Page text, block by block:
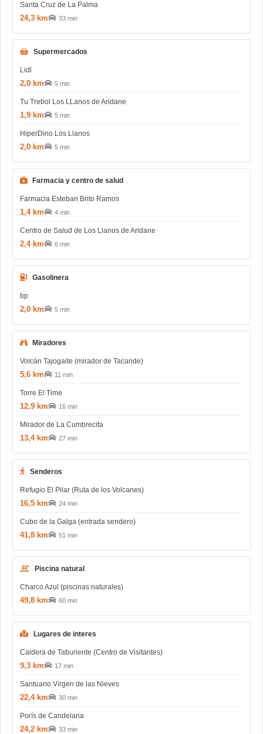
Santa Cruz de La Palma
24,3 km 33 min
Supermercados
Lidl
2,0 km 5 min
Tu Trebol Los LLanos de Aridane
1,9 km 5 min
HiperDino Los Llanos
2,0 km 5 min
Farmacia y centro de salud
Farmacia Esteban Brito Ramos
1,4 km 4 min
Centro de Salud de Los Llanos de Aridane
2,4 km 6 min
Gasolinera
bp
2,0 km 5 min
Miradores
Volcán Tajogaite (mirador de Tacande)
5,6 km 11 min
Torre El Time
12,9 km 16 min
Mirador de La Cumbrecita
13,4 km 27 min
Senderos
Refugio El Pilar (Ruta de los Volcanes)
16,5 km 24 min
Cubo de la Galga (entrada sendero)
41,8 km 51 min
Piscina natural
Charco Azul (piscinas naturales)
49,8 km 60 min
Lugares de interes
Caldera de Taburiente (Centro de Visitantes)
9,3 km 17 min
Santuario Virgen de las Nieves
22,4 km 30 min
Porís de Candelaria
24,2 km 33 min